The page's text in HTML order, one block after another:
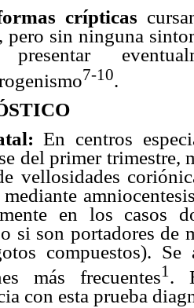
crípticas
pero sin ninguna
presentar
7-10.
En centros
del primer trimestre,
vellosidades
en los casos
si son portadores de
compuestos).
más frecuentes1 .
con esta prueba